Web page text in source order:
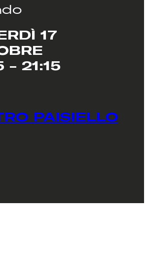
17
- 21:15
PAISIELLO